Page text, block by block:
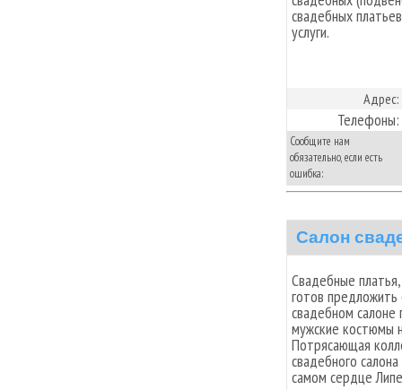
свадебных
услуги.
Адрес:
Телефоны:
Сообщите нам
обязательно, если есть
ошибка:
Салон
Cвадебные
готов предложить
свадебном салоне
мужские костюмы
Потрясающая
свадебного
самом сердце